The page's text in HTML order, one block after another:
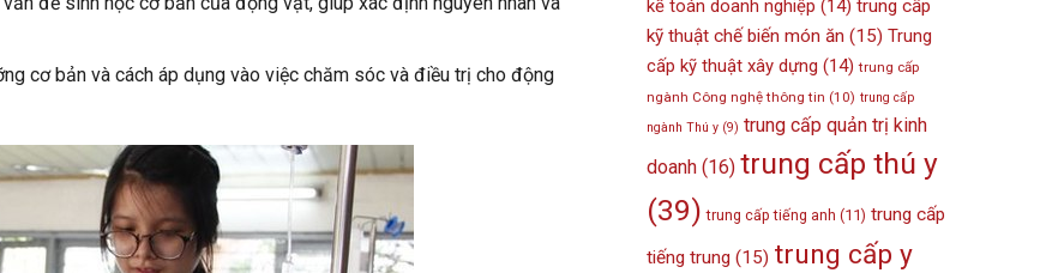
cơ bản và cách áp dụng vào việc chăm sóc và điều trị cho động
kế toán doanh nghiệp (14) trung cấp
kỹ thuật chế biến món ăn (15) Trung
cấp kỹ thuật xây dựng (14) trung cấp
ngành Công nghệ thông tin (10) trung cấp
ngành Thú y (9) trung cấp quản trị kinh
doanh (16) trung cấp thú y
(39) trung cấp tiếng anh (11) trung cấp
tiếng trung (15) trung cấp y